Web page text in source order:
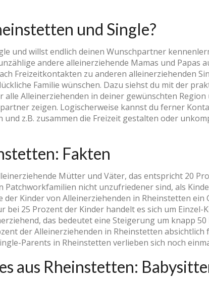
und Single?
und willst endlich deinen Wunschpartner
andere alleinerziehende Mamas und Papas
Freizeitkontakten zu anderen alleinerziehenden
Familie wünschen. Dazu siehst du mit der
Alleinerziehenden in deiner gewünschten
zeigen. Logischerweise kannst du ferner
z.B. zusammen die Freizeit gestalten oder
Fakten
Mütter und Väter, das entspricht 20
Patchworkfamilien nicht unzufriedener sind, als
Kinder von Alleinerziehenden in Rheinstetten ein
bei 25 Prozent der Kinder handelt es sich um Einzel-
das bedeutet eine Steigerung um knapp
der Alleinerziehenden in Rheinstetten
Parents in Rheinstetten verlieben sich noch
aus Rheinstetten: